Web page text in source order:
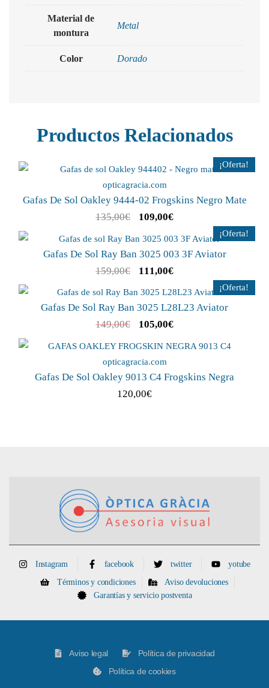
Material de
montura
Metal
Color Dorado
Productos Relacionados
¡Oferta!
Gafas De Sol Oakley 9444-02 Frogskins Negro Mate
135,00€ 109,00€
¡Oferta!
Gafas De Sol Ray Ban 3025 003 3F Aviator
159,00€ 111,00€
¡Oferta!
Gafas De Sol Ray Ban 3025 L28L23 Aviator
149,00€ 105,00€
Gafas De Sol Oakley 9013 C4 Frogskins Negra
120,00€
Instagram facebook twitter
yotube
Términos y condiciones
Aviso devoluciones
Garantías y servicio postventa
Aviso legal
Política de privacidad
Política de cookies